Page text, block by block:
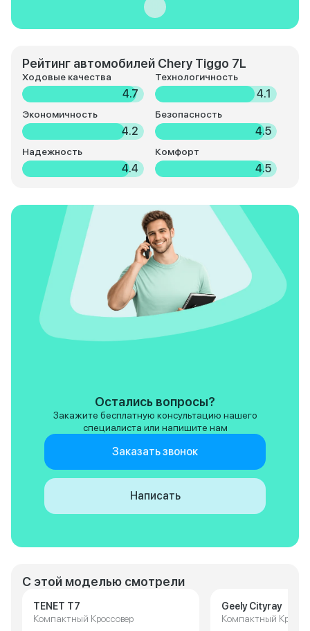
Рейтинг автомобилей Chery Tiggo 7L
Ходовые качества
4.7
Технологичность
4.1
Экономичность
4.2
Безопасность
4.5
Надежность
4.4
Комфорт
4.5
С этой моделью смотрели
TENET T7
Компактный Кроссовер
Geely Cityray
Компактный
Остались вопросы?
Закажите бесплатную консультацию нашего
специалиста или напишите нам
Заказать звонок
Написать